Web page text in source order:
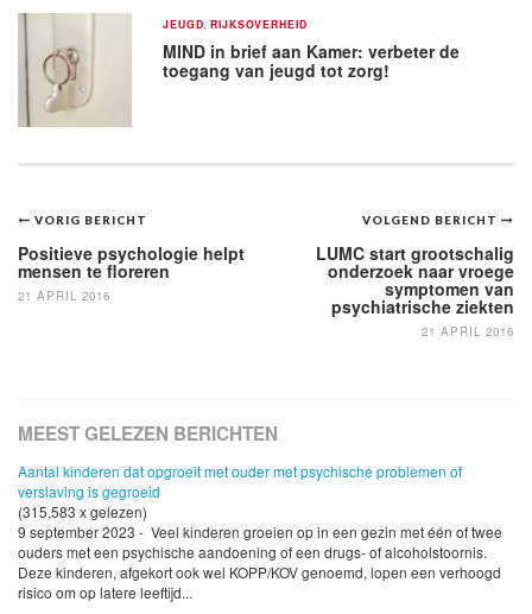
JEUGD ,RIJKSOVERHEID
MIND in brief aan Kamer: verbeter de
toegang van jeugd tot zorg!
Bericht
navigatie
VOLGEND BERICHT
LUMC start grootschalig
onderzoek naar vroege
symptomen van
psychiatrische ziekten
21 APRIL 2016
VORIG BERICHT
Positieve psychologie helpt
mensen te floreren
21 APRIL 2016
MEEST GELEZEN BERICHTEN
Aantal kinderen dat opgroeit met ouder met psychische problemen of
verslaving is gegroeid
(315,583 x gelezen)
9 september 2023 - Veel kinderen groeien op in een gezin met één of twee
ouders met een psychische aandoening of een drugs- of alcoholstoornis.
Deze kinderen, afgekort ook wel KOPP/KOV genoemd, lopen een verhoogd
risico om op latere leeftijd...